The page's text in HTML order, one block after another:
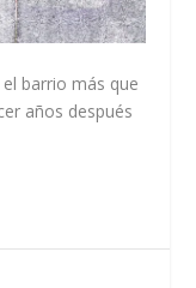
barrio más que
años después